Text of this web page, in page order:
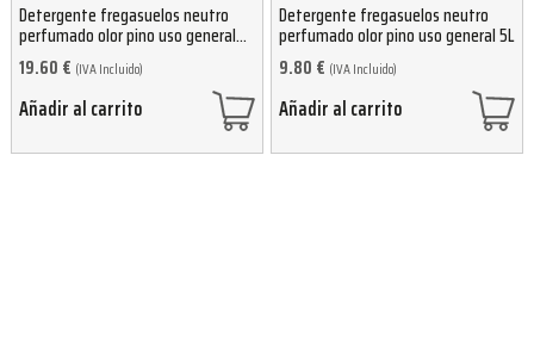
Detergente fregasuelos neutro
perfumado olor pino uso general
10L
19.60 € (IVA Incluido)
Añadir al carrito
Detergente fregasuelos neutro
perfumado olor pino uso general 5L
9.80 € (IVA Incluido)
Añadir al carrito